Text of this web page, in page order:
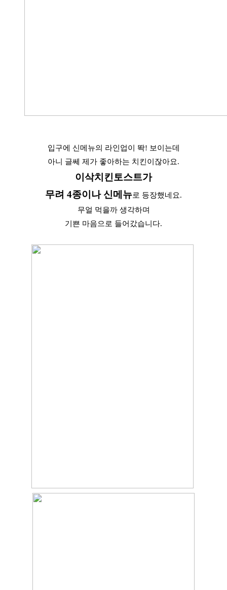
입구에 신메뉴의 라인업이 똭! 보이는데
아니 글쎄 제가 좋아하는 치킨이잖아요.
이삭치킨토스트가
무려 4종이나 신메뉴로 등장했네요.
무얼 먹을까 생각하며
기쁜 마음으로 들어갔습니다.